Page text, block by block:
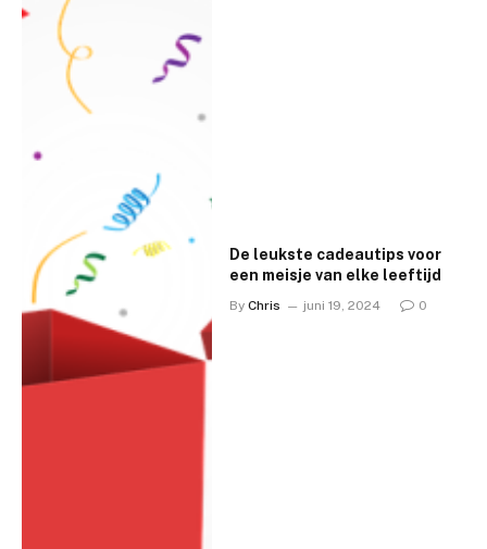
De leukste cadeautips voor
een meisje van elke leeftijd
By Chris juni 19, 2024 0